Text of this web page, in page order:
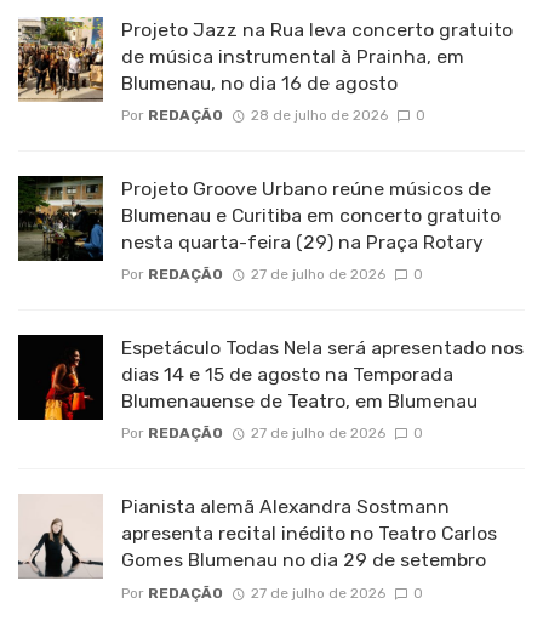
Projeto Jazz na Rua leva concerto gratuito
de música instrumental à Prainha, em
Blumenau, no dia 16 de agosto
Por REDAÇÃO 28 de julho de 2026 0
Projeto Groove Urbano reúne músicos de
Blumenau e Curitiba em concerto gratuito
nesta quarta-feira (29) na Praça Rotary
Por REDAÇÃO 27 de julho de 2026 0
Espetáculo Todas Nela será apresentado nos
dias 14 e 15 de agosto na Temporada
Blumenauense de Teatro, em Blumenau
Por REDAÇÃO 27 de julho de 2026 0
Pianista alemã Alexandra Sostmann
apresenta recital inédito no Teatro Carlos
Gomes Blumenau no dia 29 de setembro
Por REDAÇÃO 27 de julho de 2026 0